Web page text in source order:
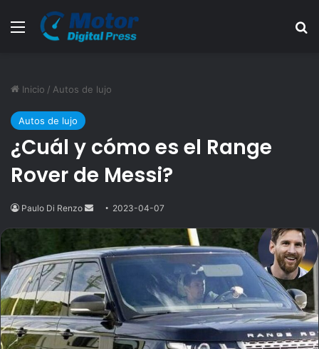
Menú
Inicio / Autos de lujo
Autos de lujo
¿Cuál y cómo es el Range
Rover de Messi?
Paulo Di Renzo
Send
email
2023-04-07